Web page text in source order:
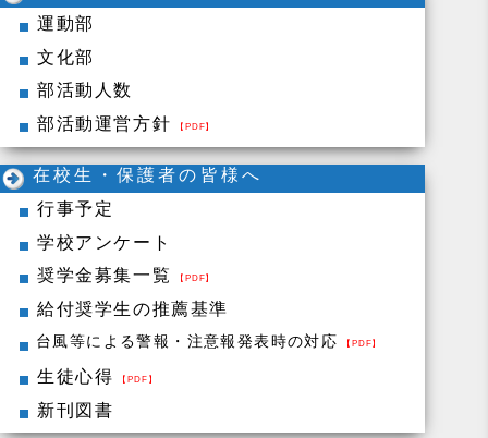
運動部
文化部
部活動人数
部活動運営方針
【PDF】
在校生・保護者の皆様へ
行事予定
学校アンケート
奨学金募集一覧
【PDF】
給付奨学生の推薦基準
台風等による警報・注意報発表時の対応 【PDF】
生徒心得 【PDF】
新刊図書